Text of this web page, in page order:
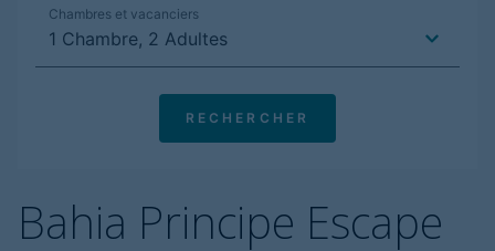
Bahia Principe Escape